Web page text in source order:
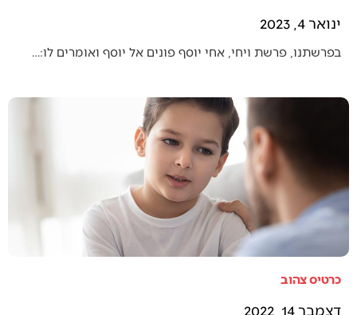
ינואר 4, 2023
בפרשתנו, פרשת ויחי, אחי יוסף פונים אל יוסף ואומרים לו:…
כרטיס צהוב
דצמבר 14, 2022